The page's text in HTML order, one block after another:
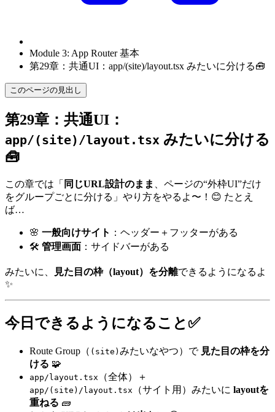
Module 3: App Router 基本
第29章：共通UI：app/(site)/layout.tsx みたいに分ける🧰
このページの見出し
第29章：共通UI：
app/(site)/layout.tsx みたいに分ける
🧰
この章では「 同じURL設計のまま
、ページの“外枠UI”だけ
をグループごとに分ける」やり方をやるよ〜！😊 たとえ
ば…
🌸 一般向けサイト ：ヘッダー＋フッターがある
🛠️ 管理画面 ：サイドバーがある
みたいに、 見た目の枠（layout）を分離できるようになるよ
✨
今日できるようになること✅
Route Group（ (site) みたいなやつ）で 見た目の枠を分
ける 🧩
app/layout.tsx （全体）＋
app/(site)/layout.tsx （サイト用）みたいに layoutを
重ねる 🧱